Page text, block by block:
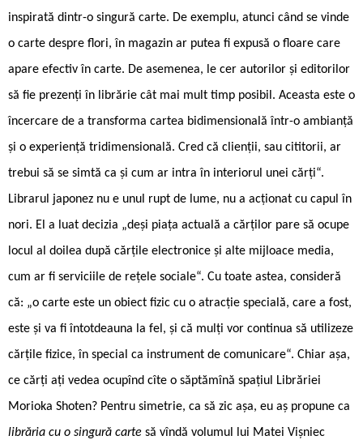
inspirată dintr-o singură carte. De exemplu, atunci când se vinde
o carte despre flori, în magazin ar putea fi expusă o floare care
apare efectiv în carte. De asemenea, le cer autorilor și editorilor
să fie prezenți în librărie cât mai mult timp posibil. Aceasta este o
încercare de a transforma cartea bidimensională într-o ambianță
și o experiență tridimensională. Cred că clienții, sau cititorii, ar
trebui să se simtă ca și cum ar intra în interiorul unei cărți“.
Librarul japonez nu e unul rupt de lume, nu a acționat cu capul în
nori. El a luat decizia „deși piața actuală a cărților pare să ocupe
locul al doilea după cărțile electronice și alte mijloace media,
cum ar fi serviciile de rețele sociale“. Cu toate astea, consideră
că: „o carte este un obiect fizic cu o atracție specială, care a fost,
este și va fi întotdeauna la fel, și că mulți vor continua să utilizeze
cărțile fizice, în special ca instrument de comunicare“. Chiar așa,
ce cărți ați vedea ocupînd cîte o săptămînă spațiul Librăriei
Morioka Shoten? Pentru simetrie, ca să zic așa, eu aș propune ca
librăria cu o singură carte să vîndă volumul lui Matei Vișniec